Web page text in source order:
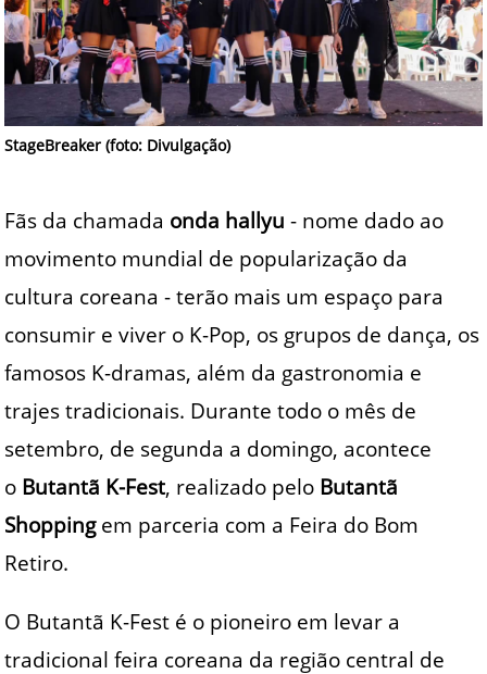
StageBreaker (foto: Divulgação)
Fãs da chamada onda hallyu - nome dado ao
movimento mundial de popularização da
cultura coreana - terão mais um espaço para
consumir e viver o K-Pop, os grupos de dança, os
famosos K-dramas, além da gastronomia e
trajes tradicionais. Durante todo o mês de
setembro, de segunda a domingo, acontece
o Butantã K-Fest, realizado pelo Butantã
Shoppingem parceria com a Feira do Bom
Retiro.
O Butantã K-Fest é o pioneiro em levar a
tradicional feira coreana da região central de